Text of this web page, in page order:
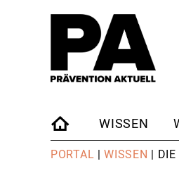
STARTSEITE
WISSEN
PORTAL |WISSEN | DIE